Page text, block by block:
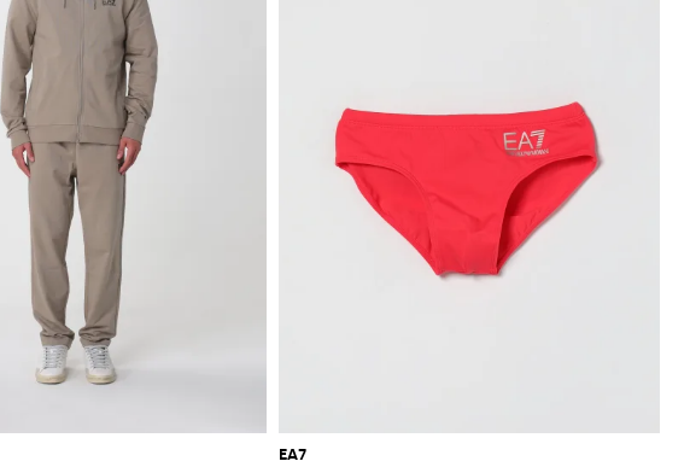
EA7